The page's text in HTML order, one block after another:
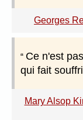
Georges
Ce n'est
qui fait
Mary Alsop